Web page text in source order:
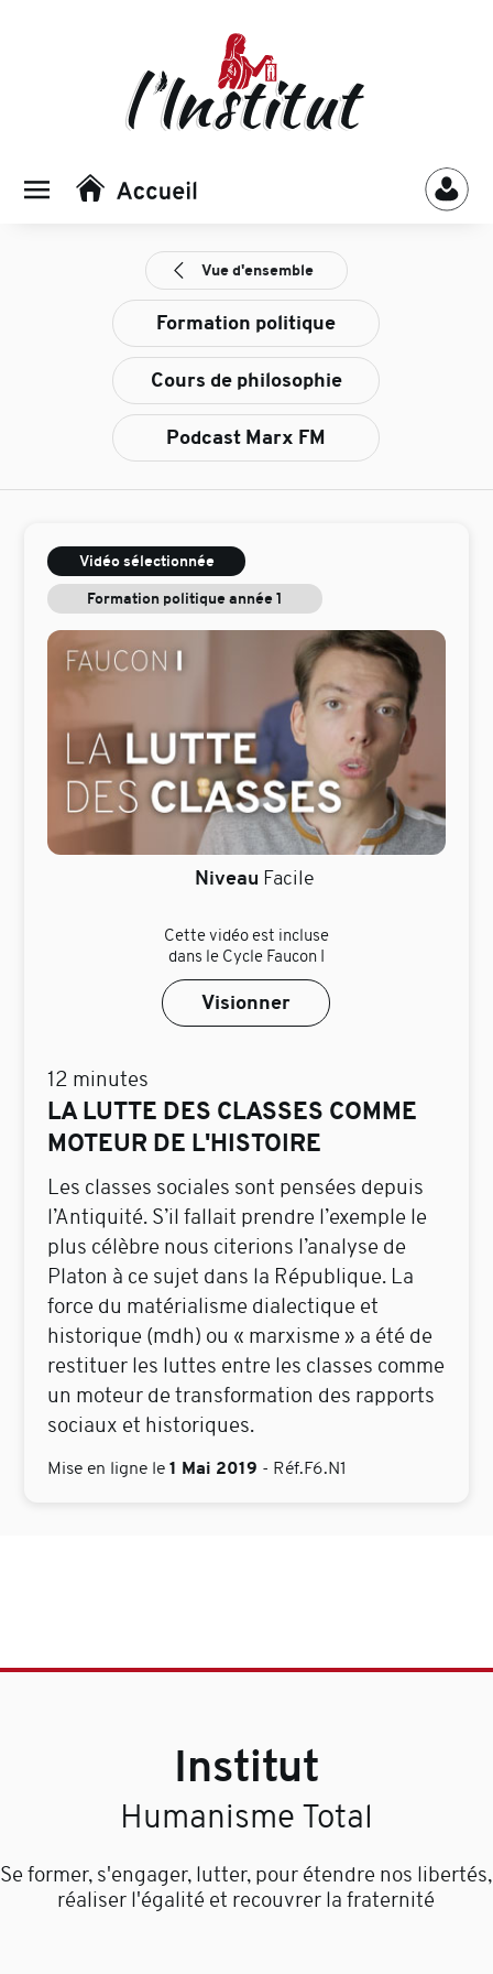
Vue d'ensemble
Formation politique
Cours de philosophie
Podcast Marx FM
Vidéo sélectionnée
Formation politique année 1
Niveau Facile
12 minutes
LA LUTTE DES CLASSES COMME
MOTEUR DE L'HISTOIRE
Les classes sociales sont pensées depuis
l’Antiquité. S’il fallait prendre l’exemple le
plus célèbre nous citerions l’analyse de
Platon à ce sujet dans la République. La
force du matérialisme dialectique et
historique (mdh) ou « marxisme » a été de
restituer les luttes entre les classes comme
un moteur de transformation des rapports
sociaux et historiques.
Mise en ligne le 1 Mai 2019 - Réf.F6.N1
Cette vidéo est incluse
dans le Cycle Faucon I
Visionner
Institut
Humanisme Total
Se former, s'engager, lutter, pour étendre nos libertés,
réaliser l'égalité et recouvrer la fraternité